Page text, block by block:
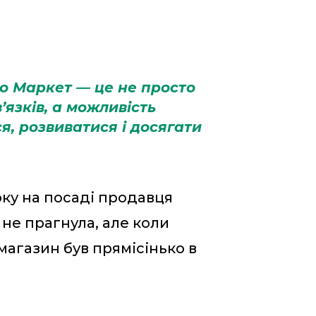
Маркет — це не просто
а можливість
розвиватися і досягати
на посаді продавця
прагнула, але коли
був прямісінько в